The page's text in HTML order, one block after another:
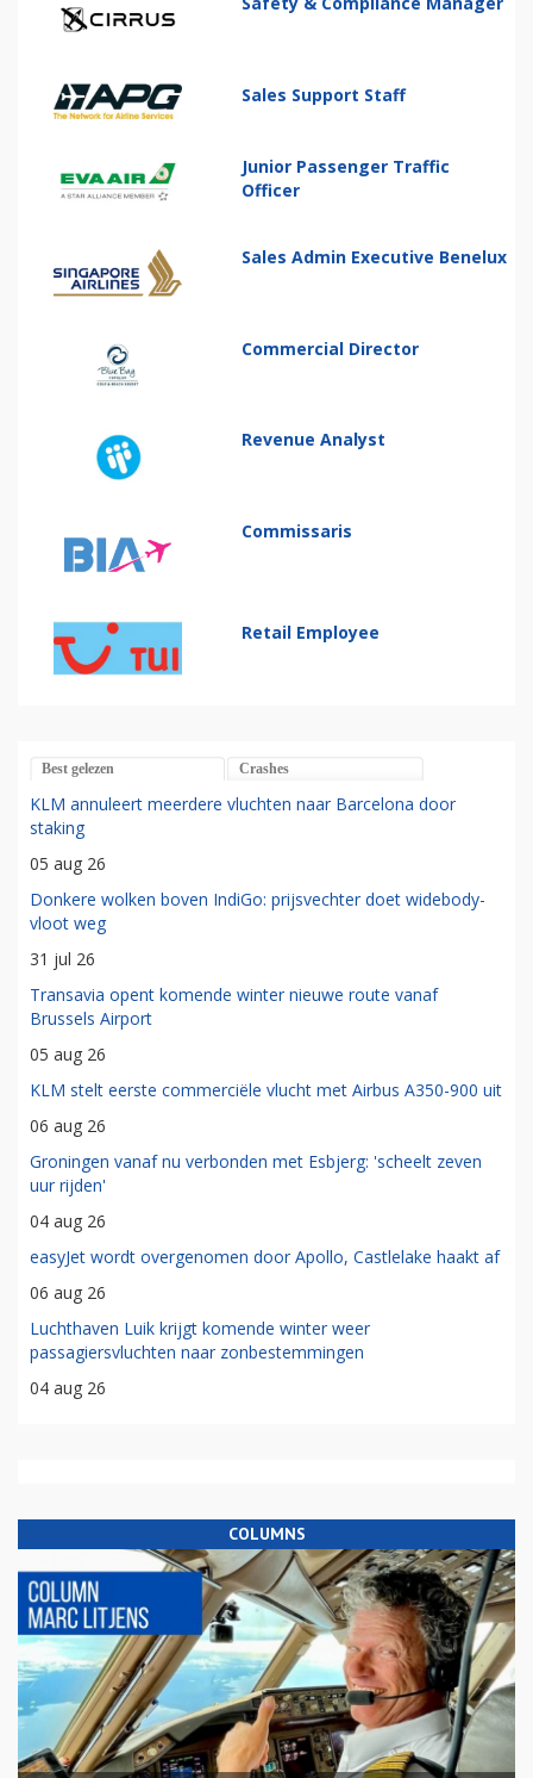
Sales Support Staff
Junior Passenger Traffic
Officer
Sales Admin Executive Benelux
Commercial Director
Revenue Analyst
Commissaris
Retail Employee
Best gelezen Crashes
KLM annuleert meerdere vluchten naar Barcelona door
staking
05 aug 26
Donkere wolken boven IndiGo: prijsvechter doet widebody-
vloot weg
31 jul 26
Transavia opent komende winter nieuwe route vanaf
Brussels Airport
05 aug 26
KLM stelt eerste commerciële vlucht met Airbus A350-900 uit
06 aug 26
Groningen vanaf nu verbonden met Esbjerg: 'scheelt zeven
uur rijden'
04 aug 26
easyJet wordt overgenomen door Apollo, Castlelake haakt af
06 aug 26
Luchthaven Luik krijgt komende winter weer
passagiersvluchten naar zonbestemmingen
04 aug 26
COLUMNS